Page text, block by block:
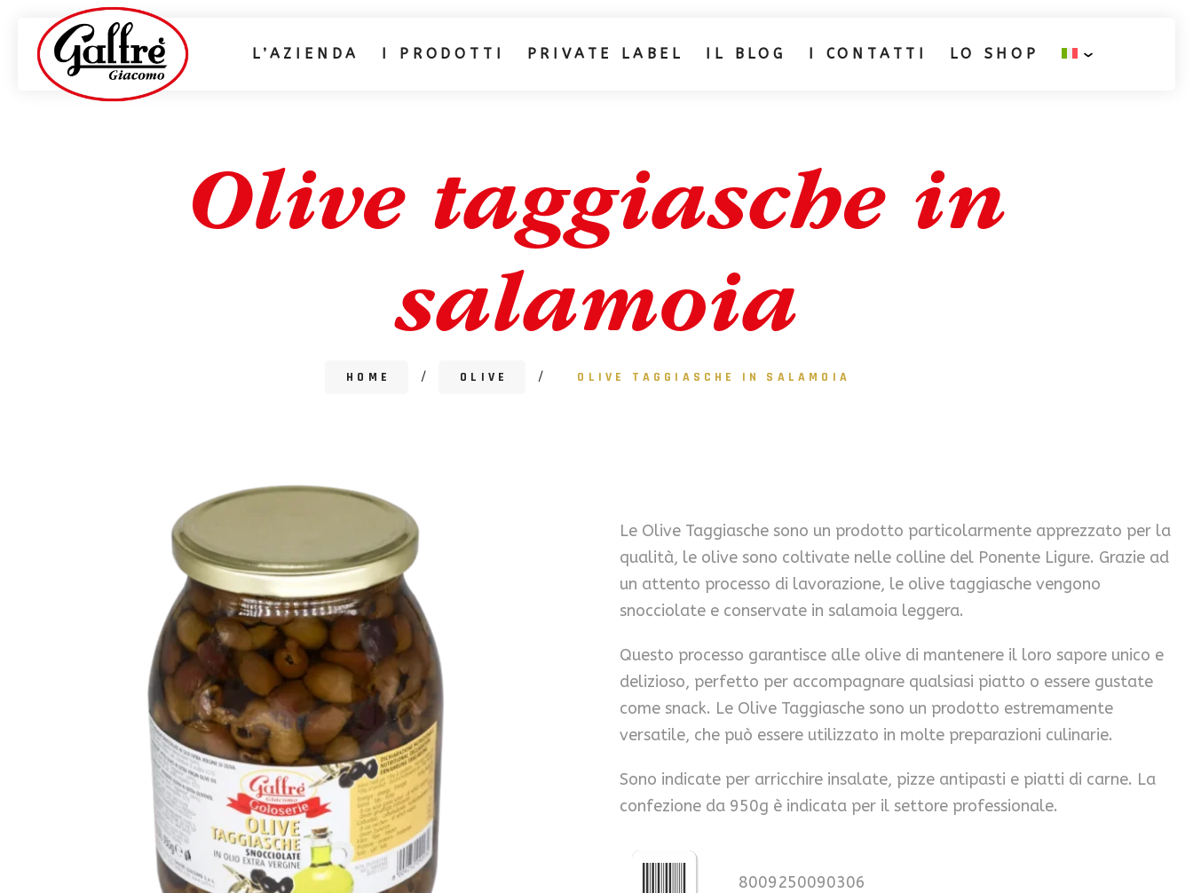
L’AZIENDA I PRODOTTI PRIVATE LABEL IL BLOG I CONTATTI LO SHOP
Olive taggiasche in
salamoia
HOME / OLIVE / OLIVE TAGGIASCHE IN SALAMOIA
Le Olive Taggiasche sono un prodotto particolarmente apprezzato per la
qualità, le olive sono coltivate nelle colline del Ponente Ligure. Grazie ad
un attento processo di lavorazione, le olive taggiasche vengono
snocciolate e conservate in salamoia leggera.
Questo processo garantisce alle olive di mantenere il loro sapore unico e
delizioso, perfetto per accompagnare qualsiasi piatto o essere gustate
come snack. Le Olive Taggiasche sono un prodotto estremamente
versatile, che può essere utilizzato in molte preparazioni culinarie.
Sono indicate per arricchire insalate, pizze antipasti e piatti di carne. La
confezione da 950g è indicata per il settore professionale.
8009250090306